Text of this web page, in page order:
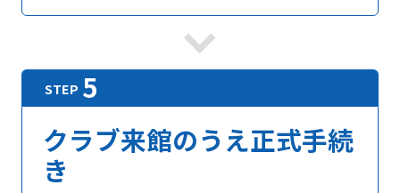
クラブ来館のうえ正式手続
き
translated
into
English.
Click
the